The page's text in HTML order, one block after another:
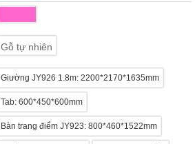
Gỗ tự nhiên
Giường JY926 1.8m: 2200*2170*1635mm
Tab: 600*450*600mm
Bàn trang điểm JY923: 800*460*1522mm